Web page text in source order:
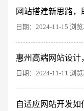
网站搭建新思路
日期：2024-11-15 浏
惠州高端网站设计
日期：2024-11-11 浏
自适应网站开发